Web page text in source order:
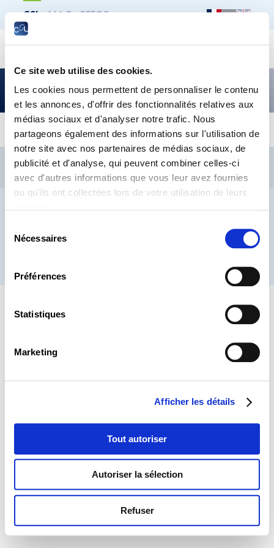
Ce site web utilise des cookies.
Les cookies nous permettent de personnaliser le contenu
et les annonces, d'offrir des fonctionnalités relatives aux
médias sociaux et d'analyser notre trafic. Nous
partageons également des informations sur l'utilisation de
notre site avec nos partenaires de médias sociaux, de
publicité et d'analyse, qui peuvent combiner celles-ci
avec d'autres informations que vous leur avez fournies
ou qu'ils ont collectées lors de votre utilisation de leurs
Nécessaires
Préférences
Statistiques
Marketing
Afficher les détails
Tout autoriser
Autoriser la sélection
Refuser
CSL LLLC CEFOS
édition janvier 2022
CSL LLLC
CEFOS
Contact
Jobs Inscription Newsletters